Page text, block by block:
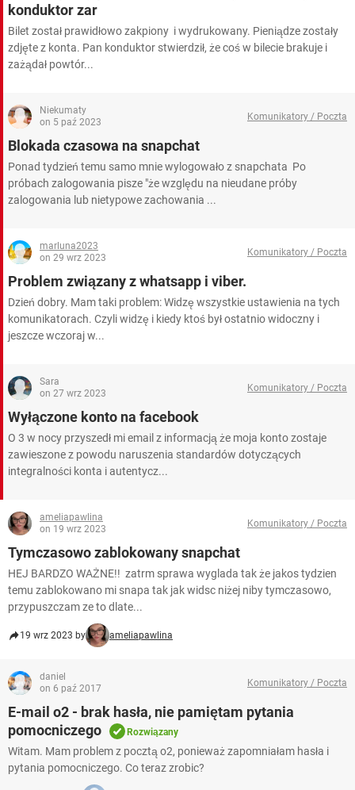
WINDOWS 10
konduktor zar
Bilet został prawidłowo zakpiony i wydrukowany. Pieniądze zostały
zdjęte z konta. Pan konduktor stwierdził, że coś w bilecie brakuje i
zażądał powtór...
Niekumaty
on 5 paź 2023
Komunikatory / Poczta
Blokada czasowa na snapchat
Ponad tydzień temu samo mnie wylogowało z snapchata Po
próbach zalogowania pisze "że względu na nieudane próby
zalogowania lub nietypowe zachowania ...
marluna2023
on 29 wrz 2023
Komunikatory / Poczta
Problem związany z whatsapp i viber.
Dzień dobry. Mam taki problem: Widzę wszystkie ustawienia na tych
komunikatorach. Czyli widzę i kiedy ktoś był ostatnio widoczny i
jeszcze wczoraj w...
Sara
on 27 wrz 2023
Komunikatory / Poczta
Wyłączone konto na facebook
O 3 w nocy przyszedł mi email z informacją że moja konto zostaje
zawieszone z powodu naruszenia standardów dotyczących
integralności konta i autentycz...
ameliapawlina
on 19 wrz 2023
Komunikatory / Poczta
Tymczasowo zablokowany snapchat
HEJ BARDZO WAŻNE!! zatrm sprawa wyglada tak że jakos tydzien
temu zablokowano mi snapa tak jak widsc niżej niby tymczasowo,
przypuszczam ze to dlate...
19 wrz 2023 by ameliapawlina
daniel
on 6 paź 2017
Komunikatory / Poczta
E-mail o2 - brak hasła, nie pamiętam pytania
pomocniczego
Rozwiązany
Witam. Mam problem z pocztą o2, ponieważ zapomniałam hasła i
pytania pomocniczego. Co teraz zrobic?